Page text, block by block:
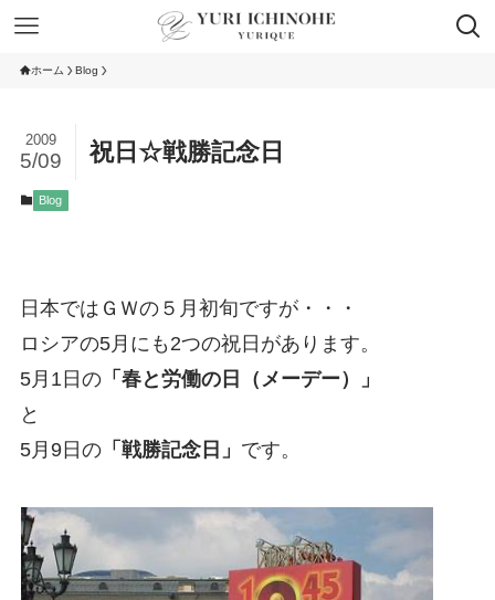
ホーム Blog
祝日☆戦勝記念日
2009
5/09
Blog
日本ではＧＷの５月初旬ですが・・・
ロシアの5月にも2つの祝日があります。
5月1日の「春と労働の日（メーデー）」
と
5月9日の「戦勝記念日」 です。